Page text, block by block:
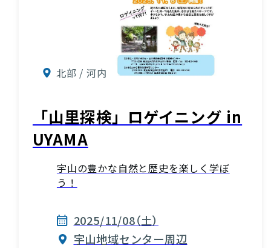
北部 / 河内
「山里探検」ロゲイニング in
UYAMA
宇山の豊かな自然と歴史を楽しく学ぼ
う！
2025/11/08（土）
宇山地域センター周辺